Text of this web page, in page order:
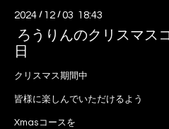
2024 / 12 /03 18:43
ろうりんのクリスマ
日
クリスマス期間中
皆様に楽しんでいただけるよう
Xmasコースを